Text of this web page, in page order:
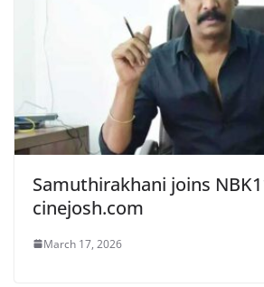
Samuthirakhani joins
cinejosh.com
March 17, 2026